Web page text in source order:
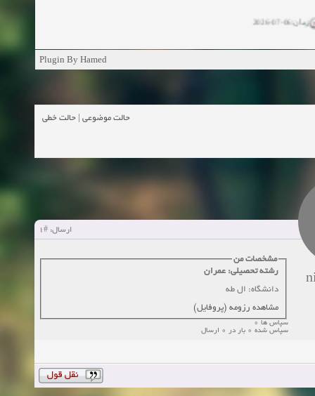
زمان:02-26-2025
زمان:10-28-2024
زمان:10-21-2024
زمان:10-13-2024
Plugin By Hamed
حالت موضوعی حالت خطی
ارسال: #1
مشخصات من
رشته تحصیلی: عمران
دانشگاه: ال طه
مشاهده رزومه (پروفایل)
سپاس ها 0
سپاس شده 0 بار در 0 ارسال